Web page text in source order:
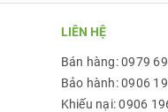
LIÊN HỆ
Bán hàng: 0979
Bảo hành: 0906
Khiếu nại: 0906